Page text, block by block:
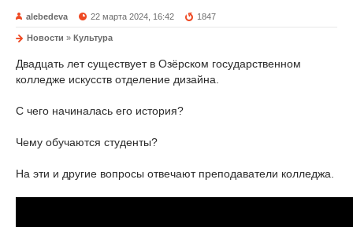
alebedeva 22 марта 2024, 16:42 1847
Новости » Культура
Двадцать лет существует в Озёрском государственном
колледже искусств отделение дизайна.
С чего начиналась его история?
Чему обучаются студенты?
На эти и другие вопросы отвечают преподаватели колледжа.